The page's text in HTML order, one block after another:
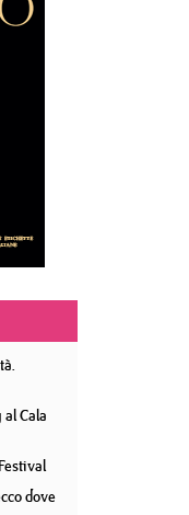
Cala
dove